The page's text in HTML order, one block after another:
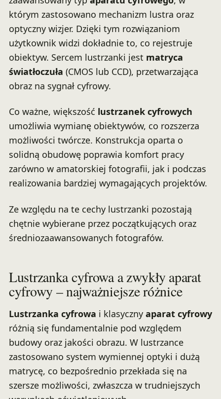
którym zastosowano mechanizm lustra oraz
optyczny wizjer. Dzięki tym rozwiązaniom
użytkownik widzi dokładnie to, co rejestruje
obiektyw. Sercem lustrzanki jest matryca
światłoczuła (CMOS lub CCD), przetwarzająca
obraz na sygnał cyfrowy.
Co ważne, większość lustrzanek cyfrowych
umożliwia wymianę obiektywów, co rozszerza
możliwości twórcze. Konstrukcja oparta o
solidną obudowę poprawia komfort pracy
zarówno w amatorskiej fotografii, jak i podczas
realizowania bardziej wymagających projektów.
Ze względu na te cechy lustrzanki pozostają
chętnie wybierane przez początkujących oraz
średniozaawansowanych fotografów.
Lustrzanka cyfrowa a zwykły aparat
cyfrowy – najważniejsze różnice
Lustrzanka cyfrowa i klasyczny aparat cyfrowy
różnią się fundamentalnie pod względem
budowy oraz jakości obrazu. W lustrzance
zastosowano system wymiennej optyki i dużą
matrycę, co bezpośrednio przekłada się na
szersze możliwości, zwłaszcza w trudniejszych